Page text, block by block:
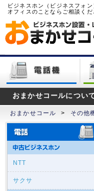
ビジネスホン（ビジネスフォ
オフィスのことならご相談くだ
おまかせコールについ
おまかせコール > その他
NTT
サクサ